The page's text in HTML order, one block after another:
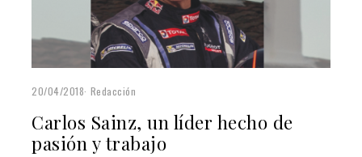
20/04/2018 Redacción
Carlos Sainz, un líder hecho de
pasión y trabajo